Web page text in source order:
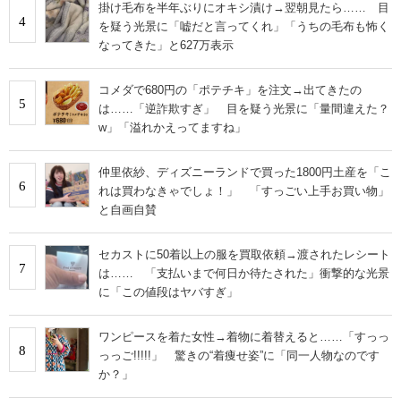
4
掛け毛布を半年ぶりにオキシ漬け→翌朝見たら…… 目
を疑う光景に「嘘だと言ってくれ」「うちの毛布も怖く
なってきた」と627万表示
5
コメダで680円の「ポテチキ」を注文→出てきたの
は……「逆詐欺すぎ」 目を疑う光景に「量間違えた？
w」「溢れかえってますね」
6
仲里依紗、ディズニーランドで買った1800円土産を「こ
れは買わなきゃでしょ！」 「すっごい上手お買い物」
と自画自賛
7
セカストに50着以上の服を買取依頼→渡されたレシート
は…… 「支払いまで何日か待たされた」衝撃的な光景
に「この値段はヤバすぎ」
8
ワンピースを着た女性→着物に着替えると……「すっっ
っっご!!!!!」 驚きの“着痩せ姿”に「同一人物なのです
か？」